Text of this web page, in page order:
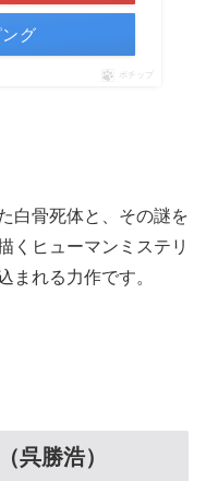
グ
ポチップ
白骨死体と、その謎を
くヒューマンミステリ
まれる力作です。
呉勝浩）